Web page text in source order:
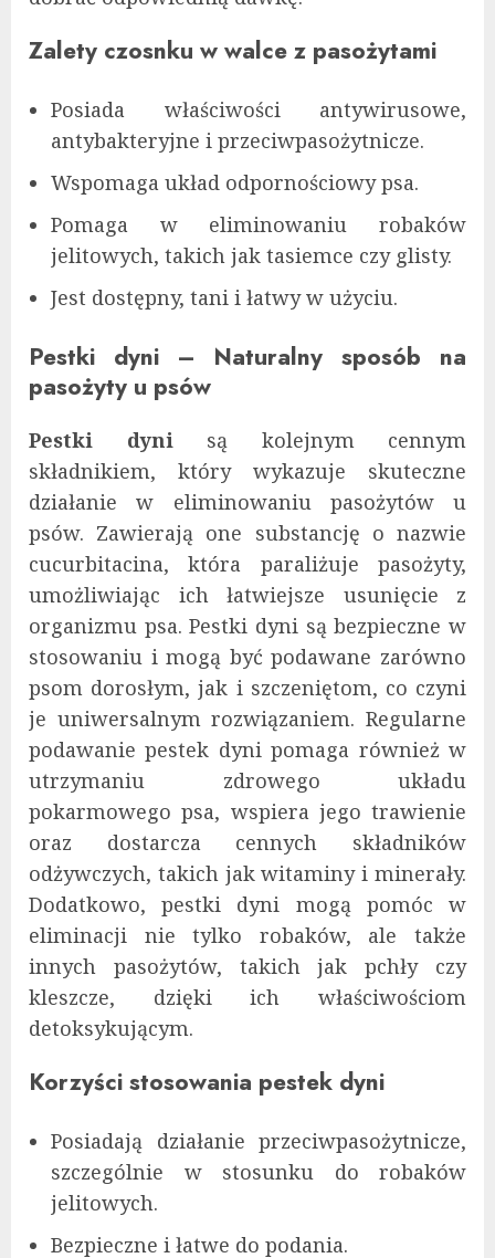
Zalety czosnku w walce z pasożytami
Posiada właściwości antywirusowe,
antybakteryjne i przeciwpasożytnicze.
Wspomaga układ odpornościowy psa.
Pomaga w eliminowaniu robaków
jelitowych, takich jak tasiemce czy glisty.
Jest dostępny, tani i łatwy w użyciu.
Pestki dyni – Naturalny sposób na
pasożyty u psów
Pestki dynisą kolejnym cennym
składnikiem, który wykazuje skuteczne
działanie w eliminowaniu pasożytów u
psów. Zawierają one substancję o nazwie
cucurbitacina, która paraliżuje pasożyty,
umożliwiając ich łatwiejsze usunięcie z
organizmu psa. Pestki dyni są bezpieczne w
stosowaniu i mogą być podawane zarówno
psom dorosłym, jak i szczeniętom, co czyni
je uniwersalnym rozwiązaniem. Regularne
podawanie pestek dyni pomaga również w
utrzymaniu zdrowego układu
pokarmowego psa, wspiera jego trawienie
oraz dostarcza cennych składników
odżywczych, takich jak witaminy i minerały.
Dodatkowo, pestki dyni mogą pomóc w
eliminacji nie tylko robaków, ale także
innych pasożytów, takich jak pchły czy
kleszcze, dzięki ich właściwościom
detoksykującym.
Korzyści stosowania pestek dyni
Posiadają działanie przeciwpasożytnicze,
szczególnie w stosunku do robaków
jelitowych.
Bezpieczne i łatwe do podania.